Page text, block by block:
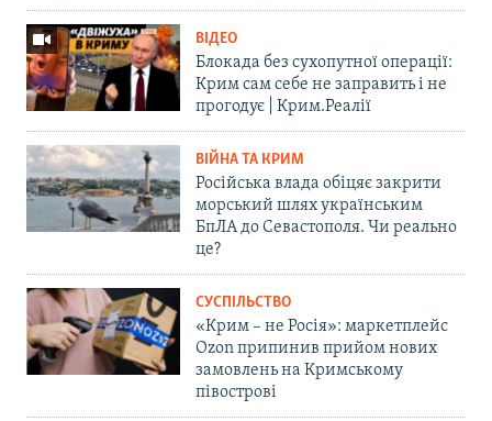
ВІДЕО
Блокада без сухопутної операції:
Крим сам себе не заправить і не
прогодує | Крим.Реалії
ВІЙНА ТА КРИМ
Російська влада обіцяє закрити
морський шлях українським
БпЛА до Севастополя. Чи реально
це?
СУСПІЛЬСТВО
«Крим – не Росія»: маркетплейс
Ozon припинив прийом нових
замовлень на Кримському
півострові